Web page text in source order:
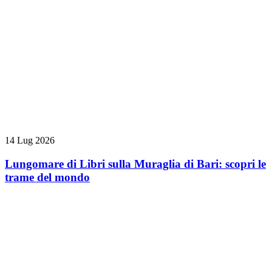
14 Lug 2026
Lungomare di Libri sulla Muraglia di Bari: scopri le
trame del mondo